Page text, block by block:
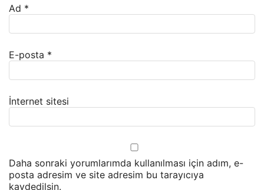
Ad *
E-posta *
İnternet sitesi
Daha sonraki yorumlarımda kullanılması için adım, e-
posta adresim ve site adresim bu tarayıcıya
kaydedilsin.